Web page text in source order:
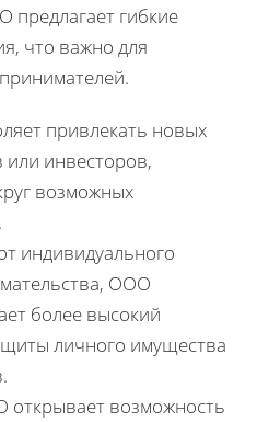
предлагает гибкие
что важно для
привлекать новых
или инвесторов,
возможных
индивидуального
ООО
более высокий
личного имущества
возможность